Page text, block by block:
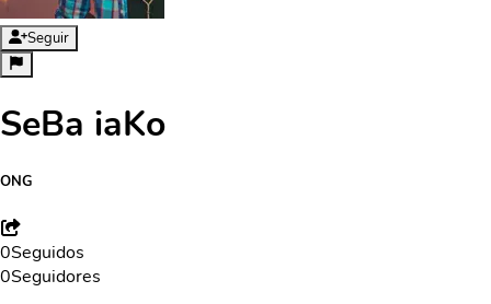
Seguir
SeBa iaKo
ONG
0Seguidos
0Seguidores